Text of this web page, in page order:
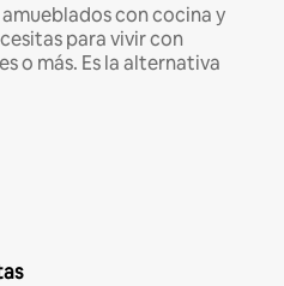
con cocina y
para vivir con
o más. Es la alternativa